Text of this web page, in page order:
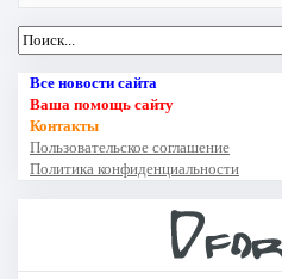
Все новости сайта
Ваша помощь сайту
Контакты
Пользовательское соглашение
Политика конфиденциальности